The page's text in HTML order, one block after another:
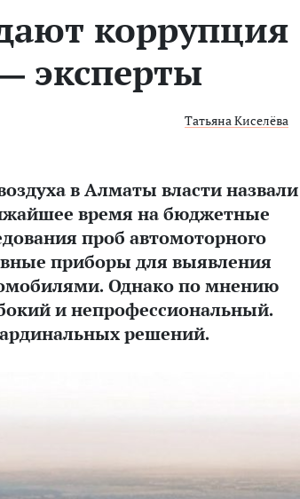
коррупция
эксперты
Татьяна Киселёва
в Алматы власти назвали
время на бюджетные
проб автомоторного
приборы для выявления
Однако по мнению
и непрофессиональный.
решений.